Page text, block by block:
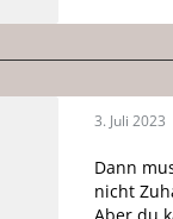
3. Juli 2023
Dann
nicht